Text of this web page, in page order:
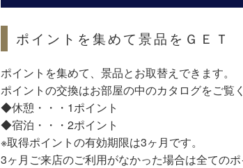
ポイントを集めて景品をＧＥＴ
ポイントを集めて、景品とお取替えできます。
ポイントの交換はお部屋の中のカタログをご覧く
◆休憩・・・1ポイント
◆宿泊・・・2ポイント
※取得ポイントの有効期限は3ヶ月です。
3ヶ月ご来店のご利用がなかった場合は全てのポ